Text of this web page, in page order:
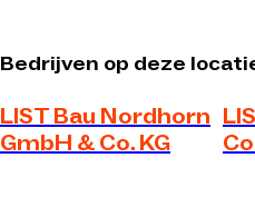
Bedrijven op deze
LIST Bau Nordhorn
GmbH & Co. KG